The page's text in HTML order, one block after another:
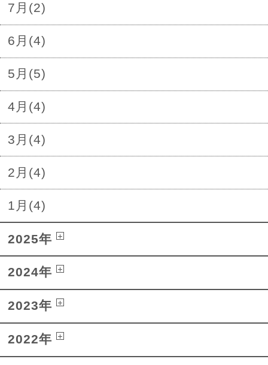
7月(2)
6月(4)
5月(5)
4月(4)
3月(4)
2月(4)
1月(4)
2025年
2024年
2023年
2022年